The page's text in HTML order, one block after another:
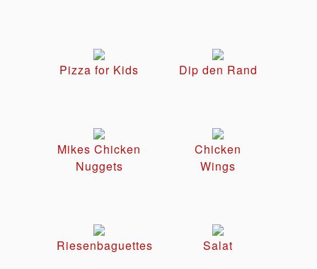
Pizza for Kids Dip den Rand
Mikes Chicken
Nuggets
Chicken
Wings
Riesenbaguettes Salat